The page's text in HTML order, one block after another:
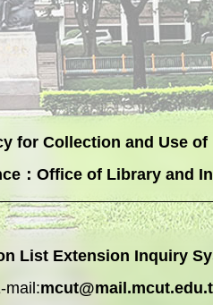
for Collection and Use
：Office of Library and
List Extension Inquiry
mail: